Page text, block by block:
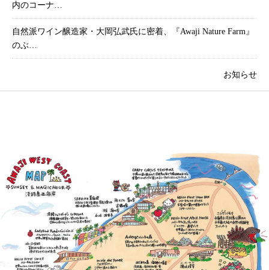
内のコーナ…
自然派ワイン醸造家・大岡弘武氏に密着、『Awaji Nature Farm』
のぶ…
お知らせ